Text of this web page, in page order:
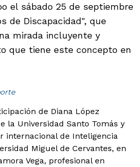
el sábado 25 de septiembre
de Discapacidad", que
mirada incluyente y
que tiene este concepto en
de Diana López
la Universidad Santo Tomás y
internacional de Inteligencia
Miguel de Cervantes, en
Vega, profesional en